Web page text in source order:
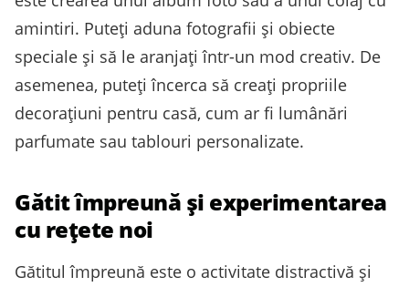
amintiri. Puteți aduna fotografii și obiecte
speciale și să le aranjați într-un mod creativ. De
asemenea, puteți încerca să creați propriile
decorațiuni pentru casă, cum ar fi lumânări
parfumate sau tablouri personalizate.
Gătit împreună și experimentarea
cu rețete noi
Gătitul împreună este o activitate distractivă și